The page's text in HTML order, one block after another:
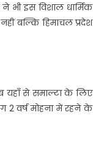
भी इस विशाल धार्मिक
बल्कि हिमाचल प्रदेश
यहाँ से समाल्टा के लिए
2 वर्ष मोहना में रहने के